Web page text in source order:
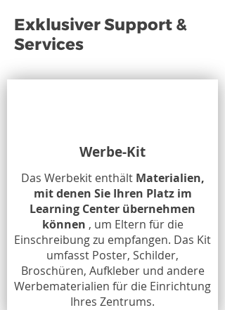
Exklusiver Support &
Services
Werbe-Kit
Das Werbekit enthält Materialien,
mit denen Sie Ihren Platz im
Learning Center übernehmen
können , um Eltern für die
Einschreibung zu empfangen. Das Kit
umfasst Poster, Schilder,
Broschüren, Aufkleber und andere
Werbematerialien für die Einrichtung
Ihres Zentrums.